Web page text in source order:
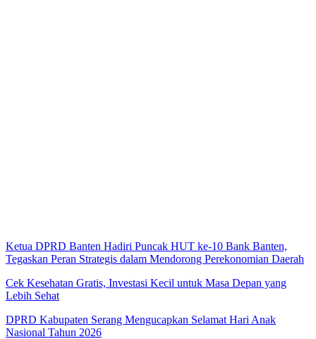
Ketua DPRD Banten Hadiri Puncak HUT ke-10 Bank Banten,
Tegaskan Peran Strategis dalam Mendorong Perekonomian Daerah
Cek Kesehatan Gratis, Investasi Kecil untuk Masa Depan yang
Lebih Sehat
DPRD Kabupaten Serang Mengucapkan Selamat Hari Anak
Nasional Tahun 2026